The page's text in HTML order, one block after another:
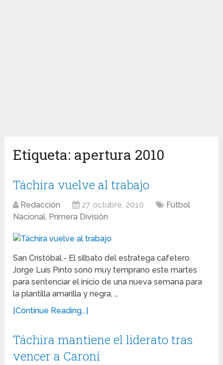
Etiqueta: apertura 2010
Táchira vuelve al trabajo
Redacción 27 octubre, 2010
Fútbol
Nacional, Primera División
San Cristóbal.- El silbato del estratega cafetero
Jorge Luis Pinto sonó muy temprano este martes
para sentenciar el inicio de una nueva semana para
la plantilla amarilla y negra, …
[Continue Reading...]
Táchira mantiene el liderato tras
vencer a Caroní